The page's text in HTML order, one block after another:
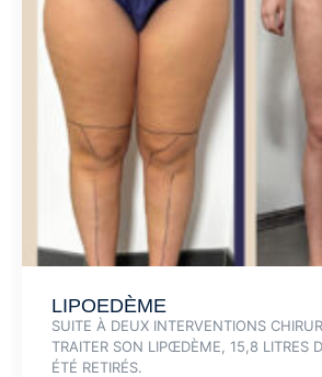
LIPOEDÈME
SUITE À DEUX INTERVENTIONS
TRAITER SON LIPŒDÈME, 15,8 LITRES
ÉTÉ RETIRÉS.